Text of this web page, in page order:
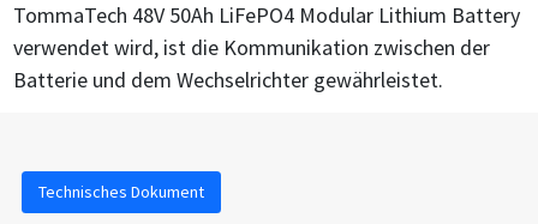
TommaTech 48V 50Ah LiFePO4 Modular Lithium Battery
verwendet wird, ist die Kommunikation zwischen der
Batterie und dem Wechselrichter gewährleistet.
Technisches Dokument